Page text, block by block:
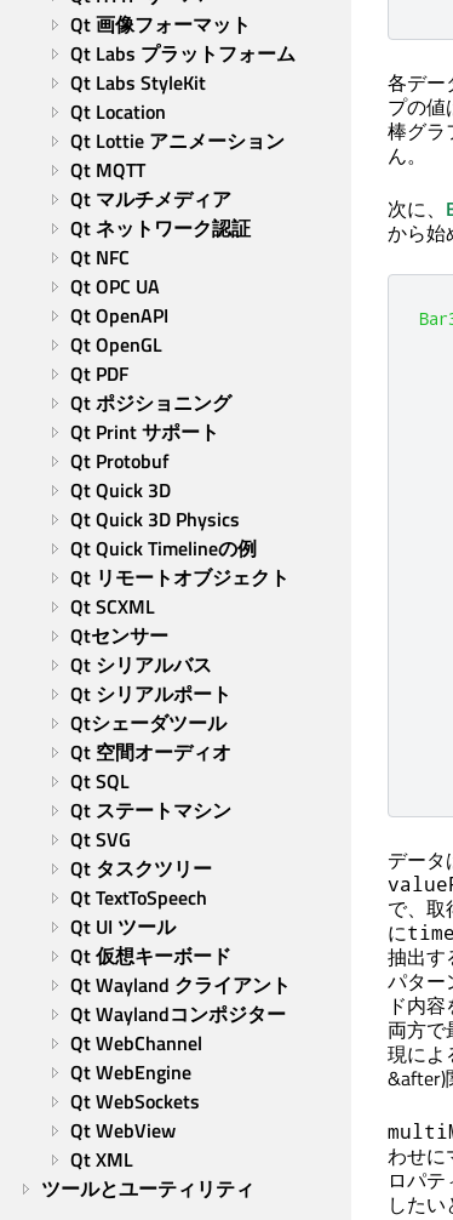
Qt 画像フォーマット
Qt Labs プラットフォーム
Qt Labs StyleKit
Qt Location
Qt Lottie アニメーション
Qt MQTT
Qt マルチメディア
Qt ネットワーク認証
Qt NFC
Qt OPC UA
Qt OpenAPI
Qt OpenGL
Qt PDF
Qt ポジショニング
Qt Print サポート
Qt Protobuf
Qt Quick 3D
Qt Quick 3D Physics
Qt Quick Timelineの例
Qt リモートオブジェクト
Qt SCXML
Qtセンサー
Qt シリアルバス
Qt シリアルポート
Qtシェーダツール
Qt 空間オーディオ
Qt SQL
Qt ステートマシン
Qt SVG
Qt タスクツリー
Qt TextToSpeech
Qt UI ツール
Qt 仮想キーボード
Qt Wayland クライアント
Qt Waylandコンポジター
Qt WebChannel
Qt WebEngine
Qt WebSockets
Qt WebView
Qt XML
ツールとユーティリティ
各デー
プの値
棒グラ
ん。
次に、
から始
データ
で、取
に
抽出す
パター
ド内
両方で
現によ
&after)
わせに
ロパ
した